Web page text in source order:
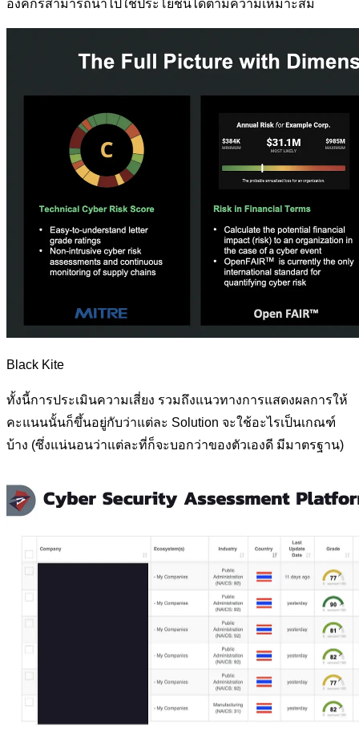
องค์กรสามารถนำไปใช้ประโยชน์ได้ตามความเหมาะสม
Black Kite
ทั้งนี้การประเมินความเสี่ยง รวมถึงแนวทางการแสดงผลการให้
คะแนนนั้นก็ขึ้นอยู่กับว่าแต่ละ Solution จะใช้อะไรเป็นเกณฑ์
บ้าง (ซึ่งแน่นอนว่าแต่ละที่ก็จะบอกว่าของตัวเองดี มีมาตรฐาน)